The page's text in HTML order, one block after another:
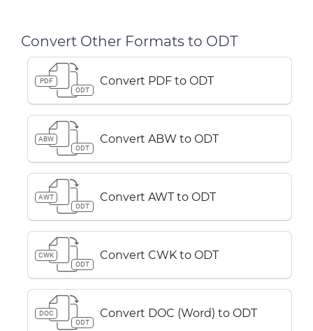
Convert Other Formats to ODT
PDF
ODT
Convert PDF to ODT
ABW
ODT
Convert ABW to ODT
AWT
ODT
Convert AWT to ODT
CWK
ODT
Convert CWK to ODT
DOC
ODT
Convert DOC (Word) to ODT